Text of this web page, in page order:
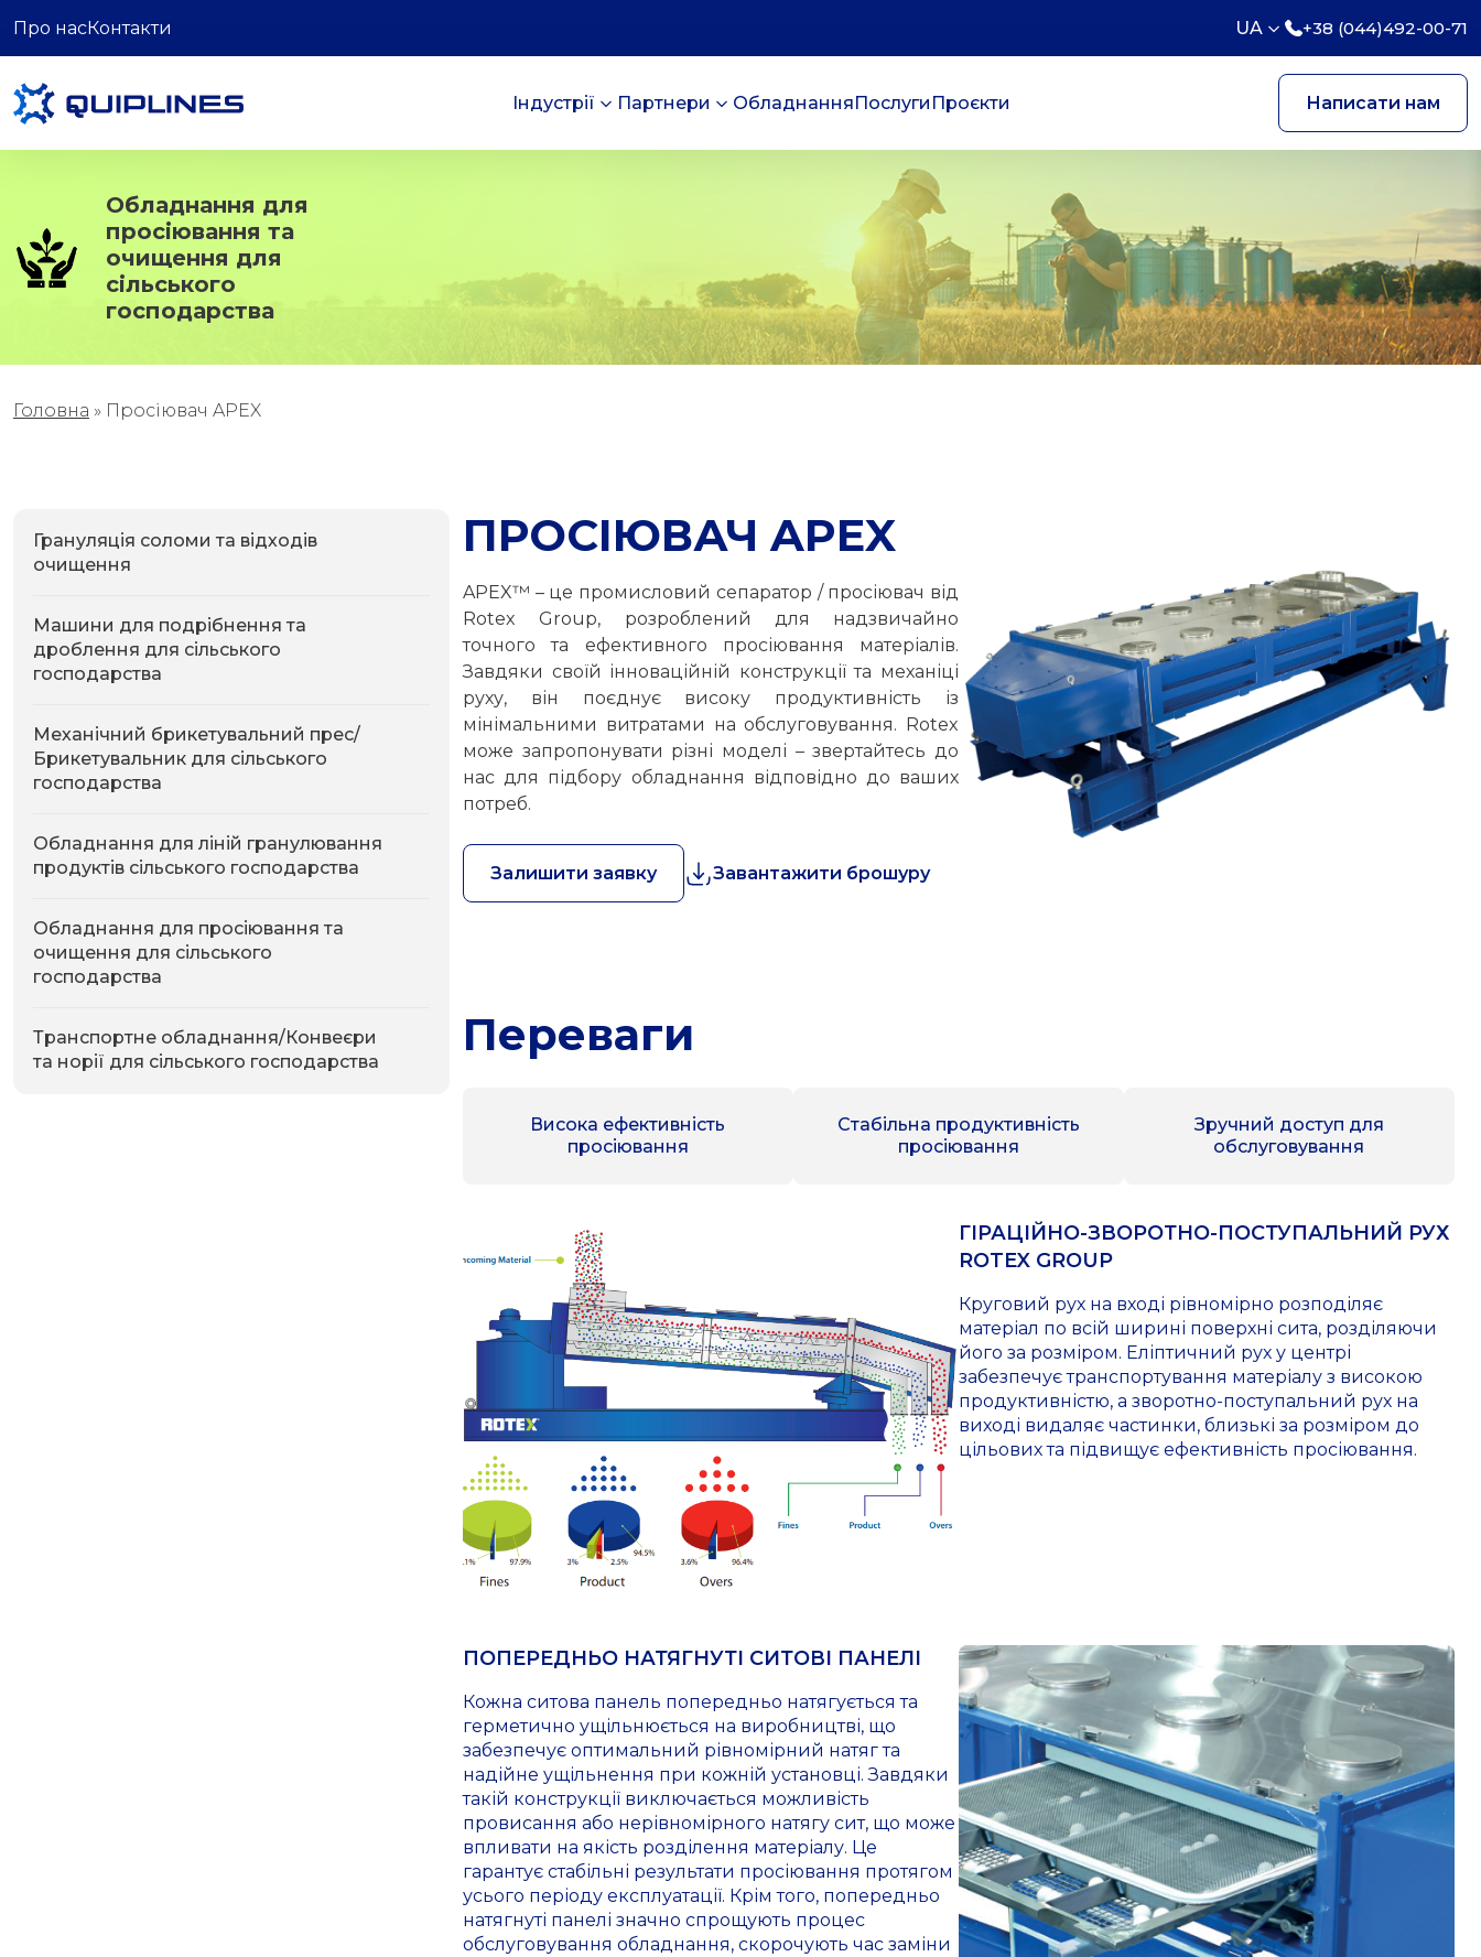
Про насКонтакти UA +38 (044)492-00-71
Індустрії Партнери ОбладнанняПослуги Проєкти Написати нам
Обладнання для
просіювання та
очищення для
сільського
господарства
Головна » Просіювач APEX
Грануляція соломи та відходів
очищення
Машини для подрібнення та
дроблення для сільського
господарства
Механічний брикетувальний прес/
Брикетувальник для сільського
господарства
Обладнання для ліній гранулювання
продуктів сільського господарства
Обладнання для просіювання та
очищення для сільського
господарства
Транспортне обладнання/Конвеєри
та норії для сільського господарства
ПРОСІЮВАЧ APEX
APEX™ – це промисловий сепаратор / просіювач від
Rotex Group, розроблений для надзвичайно
точного та ефективного просіювання матеріалів.
Завдяки своїй інноваційній конструкції та механіці
руху, він поєднує високу продуктивність із
мінімальними витратами на обслуговування. Rotex
може запропонувати різні моделі – звертайтесь до
нас для підбору обладнання відповідно до ваших
потреб.
Залишити заявку Завантажити брошуру
Переваги
Висока ефективність
просіювання
Стабільна продуктивність
просіювання
Зручний доступ для
обслуговування
ГІРАЦІЙНО-ЗВОРОТНО-ПОСТУПАЛЬНИЙ РУХ
ROTEX GROUP
Круговий рух на вході рівномірно розподіляє
матеріал по всій ширині поверхні сита, розділяючи
його за розміром. Еліптичний рух у центрі
забезпечує транспортування матеріалу з високою
продуктивністю, а зворотно-поступальний рух на
виході видаляє частинки, близькі за розміром до
цільових та підвищує ефективність просіювання.
ПОПЕРЕДНЬО НАТЯГНУТІ СИТОВІ ПАНЕЛІ
Кожна ситова панель попередньо натягується та
герметично ущільнюється на виробництві, що
забезпечує оптимальний рівномірний натяг та
надійне ущільнення при кожній установці. Завдяки
такій конструкції виключається можливість
провисання або нерівномірного натягу сит, що може
впливати на якість розділення матеріалу. Це
гарантує стабільні результати просіювання протягом
усього періоду експлуатації. Крім того, попередньо
натягнуті панелі значно спрощують процес
обслуговування обладнання, скорочують час заміни